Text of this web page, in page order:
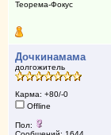
Теорема-Фокус
Дочкинамама
долгожитель
Карма: +80/-0
Offline
Пол: